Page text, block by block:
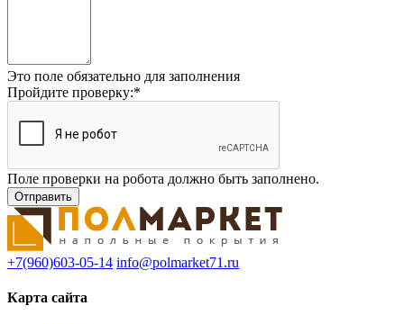
Это поле обязательно для заполнения
Пройдите проверку:*
Поле проверки на робота должно быть заполнено.
+7(960)603-05-14 info@polmarket71.ru
Карта сайта